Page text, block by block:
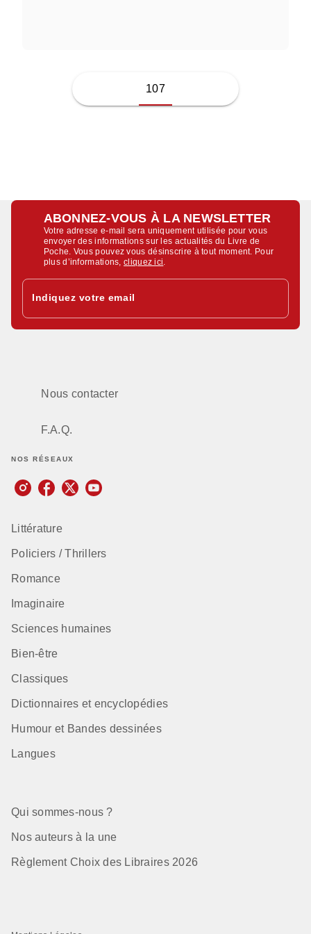
107
ABONNEZ-VOUS À LA NEWSLETTER
Votre adresse e-mail sera uniquement utilisée pour vous
envoyer des informations sur les actualités du Livre de
Poche. Vous pouvez vous désinscrire à tout moment. Pour
plus d’informations,cliquez ici
Indiquez votre email
Nous contacter
F.A.Q.
NOS RÉSEAUX
Littérature
Policiers / Thrillers
Romance
Imaginaire
Sciences humaines
Bien-être
Classiques
Dictionnaires et encyclopédies
Humour et Bandes dessinées
Langues
Qui sommes-nous ?
Nos auteurs à la une
Règlement Choix des Libraires 2026